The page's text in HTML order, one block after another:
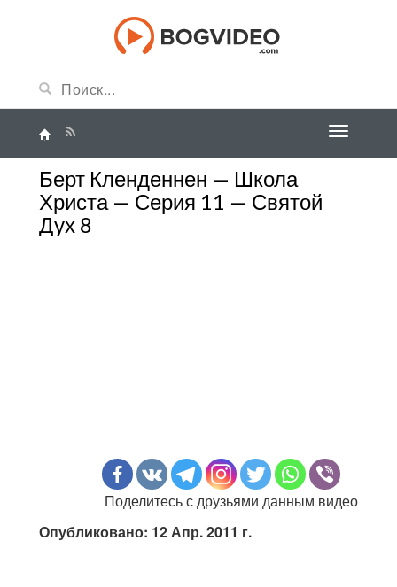
Берт Кленденнен — Школа
Христа — Серия 11 — Святой
Дух 8
Поделитесь с друзьями данным видео
Опубликовано: 12 Апр. 2011 г.